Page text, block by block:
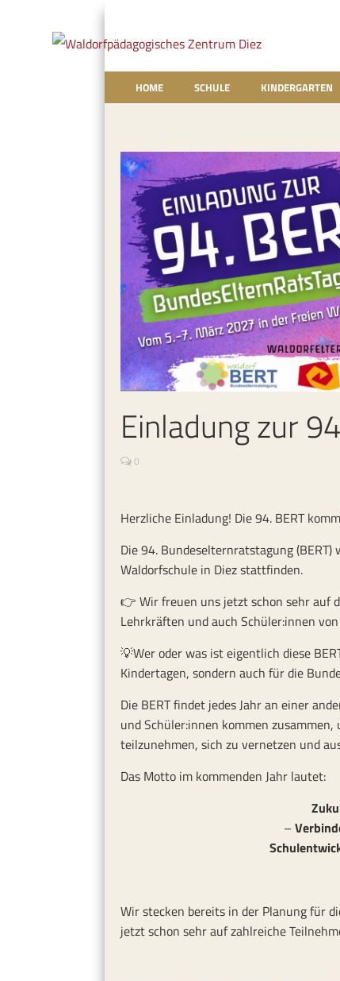
HOME SCHULE KINDERGARTEN
Einladung zur
0
Herzliche Einladung! Die 94. BERT
Die 94. Bundeselternratstagung
Waldorfschule in Diez stattfinden.
👉 Wir freuen uns jetzt schon sehr auf
Lehrkräften und auch Schüler:innen
💡Wer oder was ist eigentlich diese
Kindertagen, sondern auch für die
Die BERT findet jedes Jahr an einer
und Schüler:innen kommen
teilzunehmen, sich zu vernetzen und
Das Motto im kommenden Jahr lautet:
–
Wir stecken bereits in der Planung für
jetzt schon sehr auf zahlreiche